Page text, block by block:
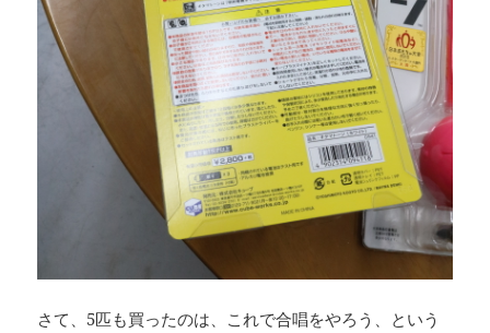
さて、5匹も買ったのは、これで合唱をやろう、という